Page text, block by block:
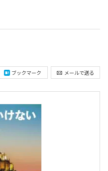
ブックマーク メールで送る